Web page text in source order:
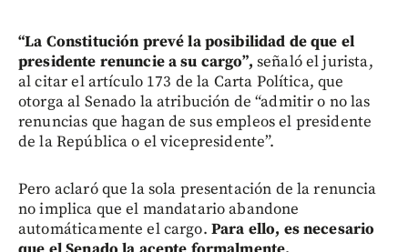
“La Constitución prevé la posibilidad de que el
presidente renuncie a su cargo”, señaló el jurista,
al citar el artículo 173 de la Carta Política, que
otorga al Senado la atribución de “admitir o no las
renuncias que hagan de sus empleos el presidente
de la República o el vicepresidente”.
Pero aclaró que la sola presentación de la renuncia
no implica que el mandatario abandone
automáticamente el cargo. Para ello, es necesario